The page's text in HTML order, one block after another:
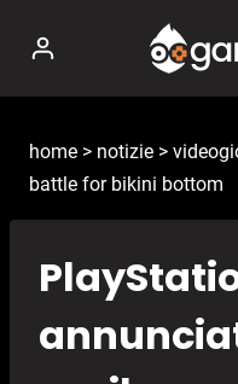
contenuto
home > notizie >
battle for bikini bottom